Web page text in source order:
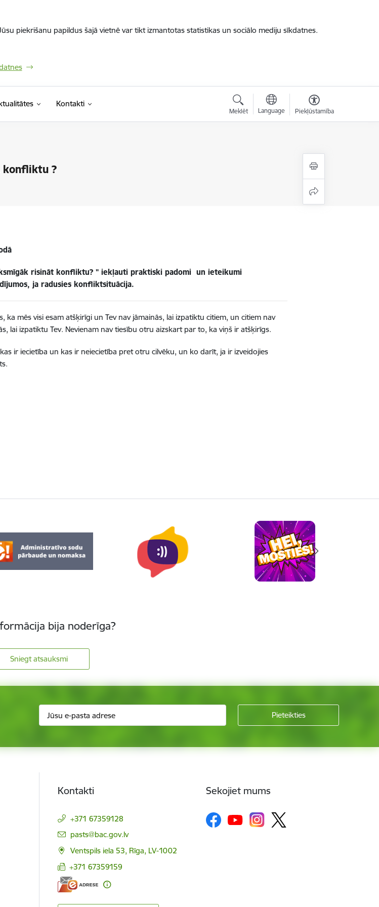
piekrišanu papildus šajā vietnē var tikt izmantotas statistikas un sociālo mediju sīkdatnes.
Kontakti
Meklēt Language Piekļūstamība
konfliktu ?
risināt konfliktu? " iekļauti praktiski padomi un ieteikumi
ja radusies konfliktsituācija.
ka mēs visi esam atšķirīgi un Tev nav jāmainās, lai izpatiktu citiem, un citiem nav
lai izpatiktu Tev. Nevienam nav tiesību otru aizskart par to, ka viņš ir atšķirīgs.
ir iecietība un kas ir neiecietība pret otru cilvēku, un ko darīt, ja ir izveidojies
bija noderīga?
Sniegt atsauksmi
Kontakti
+371 67359128
E-pasts:
pasts@bac.gov.lv
Ventspils iela 53, Rīga, LV-1002
+371 67359159
Sekojiet mums